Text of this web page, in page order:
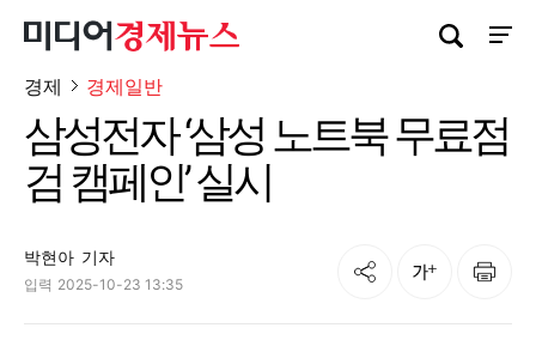
사이
검색창 열기
경제 경제일반
삼성전자 ‘삼성 노트북 무료점
검 캠페인’ 실시
박현아 기자
입력 2025-10-23 13:35
공유 글자크기 인쇄